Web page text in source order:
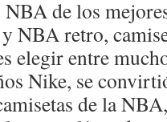
NBA de los
NBA retro,
elegir entre
Nike, se
de la